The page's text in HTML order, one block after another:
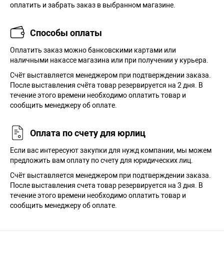
оплатить и забрать заказ в выбранном магазине.
Способы оплаты
Оплатить заказ можно банковскими картами или
наличными накассе магазина или при получении у курьера.
Cчёт выставляется менеджером при подтверждении заказа.
После выставления счёта товар резервируется на 2 дня. В
течение этого времени необходимо оплатить товар и
сообщить менеджеру об оплате.
Оплата по счету для юрлиц
Если вас интересуют закупки для нужд компании, мы можем
предложить вам оплату по счету для юридических лиц.
Счёт выставляется менеджером при подтверждении заказа.
После выставления счета товар резервируется на 3 дня. В
течение этого времени необходимо оплатить товар и
сообщить менеджеру об оплате.